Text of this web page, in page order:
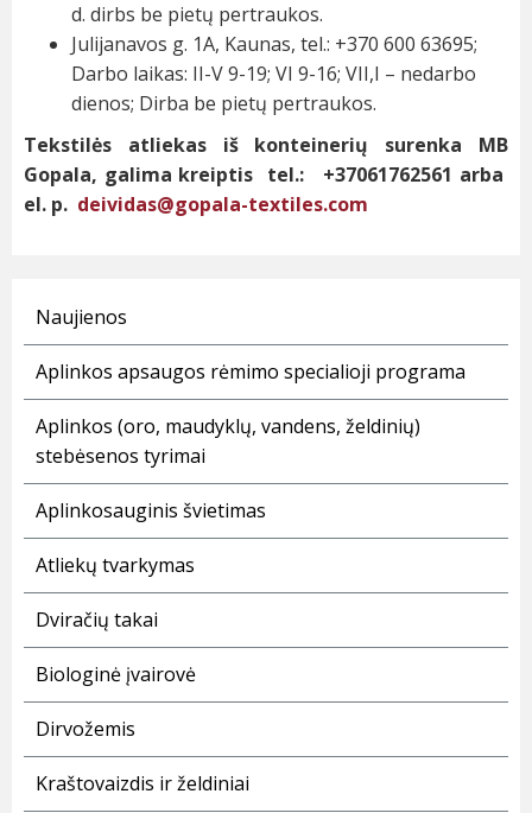
d. dirbs be pietų pertraukos.
Julijanavos g. 1A, Kaunas, tel.: +370 600 63695;
Darbo laikas: II-V 9-19; VI 9-16; VII,I – nedarbo
dienos; Dirba be pietų pertraukos.
Tekstilės atliekas iš konteinerių surenka MB
Gopala, galima kreiptis tel.: +37061762561 arba
el. p. deividas@gopala-textiles.com
Naujienos
Aplinkos apsaugos rėmimo specialioji programa
Aplinkos (oro, maudyklų, vandens, želdinių)
stebėsenos tyrimai
Aplinkosauginis švietimas
Atliekų tvarkymas
Dviračių takai
Biologinė įvairovė
Dirvožemis
Kraštovaizdis ir želdiniai